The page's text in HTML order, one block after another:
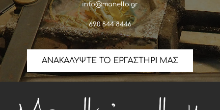
info@manello.gr
690 844 8446
ΑΝΑΚΑΛΥΨΤΕ ΤΟ ΕΡΓΑΣΤΗΡΙ ΜΑΣ